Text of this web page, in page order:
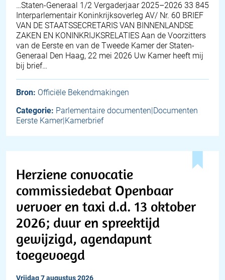
…Staten-Generaal 1/2 Vergaderjaar 2025–2026 33 845
Interparlementair Koninkrijksoverleg AV/ Nr. 60 BRIEF
VAN DE STAATSSECRETARIS VAN BINNENLANDSE
ZAKEN EN KONINKRIJKSRELATIES Aan de Voorzitters
van de Eerste en van de Tweede Kamer der Staten-
Generaal Den Haag, 22 mei 2026 Uw Kamer heeft mij
bij brief…
Bron: Officiële Bekendmakingen
Categorie: Parlementaire documenten|Documenten
Eerste Kamer|Kamerbrief
Herziene convocatie
commissiedebat Openbaar
vervoer en taxi d.d. 13 oktober
2026; duur en spreektijd
gewijzigd, agendapunt
toegevoegd
vrijdag 7 augustus 2026